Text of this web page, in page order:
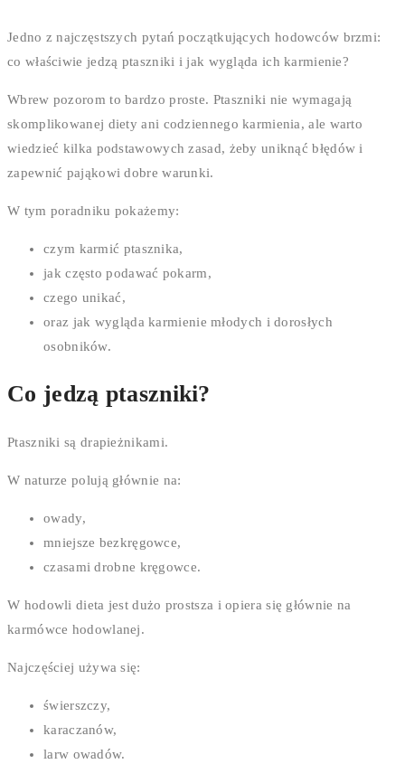
Jedno z najczęstszych pytań początkujących hodowców brzmi:
co właściwie jedzą ptaszniki i jak wygląda ich karmienie?
Wbrew pozorom to bardzo proste. Ptaszniki nie wymagają
skomplikowanej diety ani codziennego karmienia, ale warto
wiedzieć kilka podstawowych zasad, żeby uniknąć błędów i
zapewnić pająkowi dobre warunki.
W tym poradniku pokażemy:
czym karmić ptasznika,
jak często podawać pokarm,
czego unikać,
oraz jak wygląda karmienie młodych i dorosłych
osobników.
Co jedzą ptaszniki?
Ptaszniki są drapieżnikami.
W naturze polują głównie na:
owady,
mniejsze bezkręgowce,
czasami drobne kręgowce.
W hodowli dieta jest dużo prostsza i opiera się głównie na
karmówce hodowlanej.
Najczęściej używa się:
świerszczy,
karaczanów,
larw owadów.